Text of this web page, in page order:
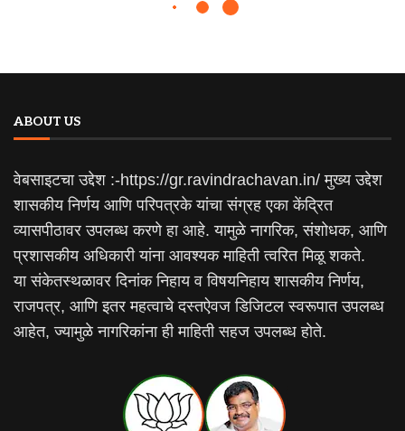
ABOUT US
वेबसाइटचा उद्देश :-https://gr.ravindrachavan.in/ मुख्य उद्देश
शासकीय निर्णय आणि परिपत्रके यांचा संग्रह एका केंद्रित
व्यासपीठावर उपलब्ध करणे हा आहे. यामुळे नागरिक, संशोधक, आणि
प्रशासकीय अधिकारी यांना आवश्यक माहिती त्वरित मिळू शकते.
या संकेतस्थळावर दिनांक निहाय व विषयनिहाय शासकीय निर्णय,
राजपत्र, आणि इतर महत्वाचे दस्तऐवज डिजिटल स्वरूपात उपलब्ध
आहेत, ज्यामुळे नागरिकांना ही माहिती सहज उपलब्ध होते.